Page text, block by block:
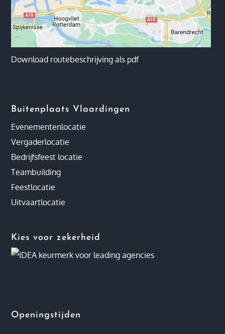
Download routebeschrijving als pdf
Buitenplaats Vlaardingen
Evenementenlocatie
Vergaderlocatie
Bedrijfsfeest locatie
Teambuilding
Feestlocatie
Uitvaartlocatie
Kies voor zekerheid
Openingstijden